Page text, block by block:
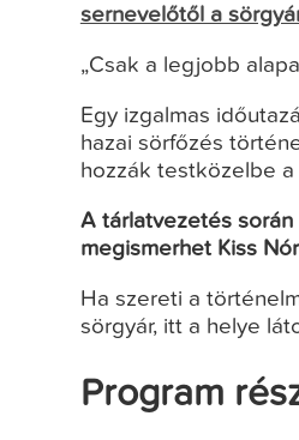
sernevelőtől a
„Csak a legjobb
Egy izgalmas
hazai sörfőzés
hozzák testközelbe a
A tárlatvezetés
megismerhet Kiss
Ha szereti a
sörgyár, itt a helye
Program